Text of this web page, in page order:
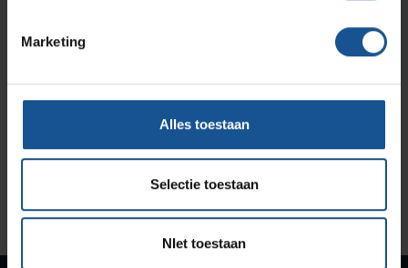
Marketing
Alles toestaan
Selectie toestaan
NIet toestaan
deskundig advies
ervaring